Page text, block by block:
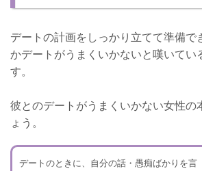
デートの計画をしっかり立てて準備で
かデートがうまくいかないと嘆いてい
す。
彼とのデートがうまくいかない女性の
ょう。
デートのときに、自分の話・愚痴ばかりを言